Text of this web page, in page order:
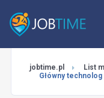
jobtime.pl List
Główny technolog